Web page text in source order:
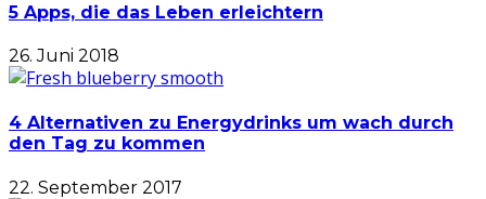
5 Apps, die das Leben erleichtern
26. Juni 2018
4 Alternativen zu Energydrinks um wach durch
den Tag zu kommen
22. September 2017